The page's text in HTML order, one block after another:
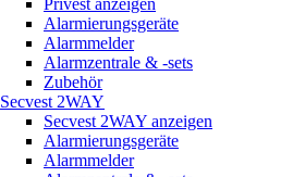
Alarmierungsgeräte
Alarmmelder
Alarmzentrale & -sets
Zubehör
Secvest 2WAY
Secvest 2WAY anzeigen
Alarmierungsgeräte
Alarmmelder